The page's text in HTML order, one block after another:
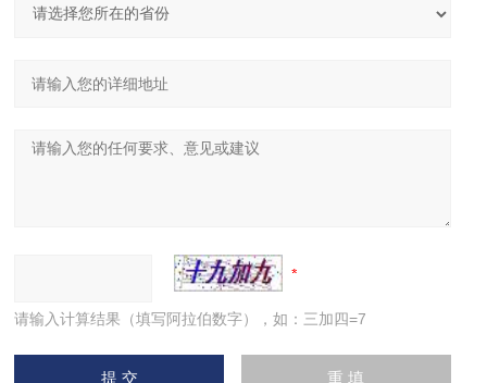
请输入计算结果（填写阿拉伯数字），如：三加四=7